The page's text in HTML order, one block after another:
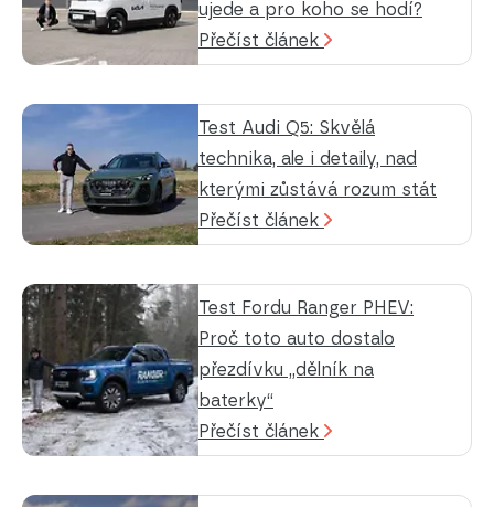
ujede a pro koho se hodí?
Přečíst článek
Test Audi Q5: Skvělá
technika, ale i detaily, nad
kterými zůstává rozum stát
Přečíst článek
Test Fordu Ranger PHEV:
Proč toto auto dostalo
přezdívku „dělník na
baterky“
Přečíst článek